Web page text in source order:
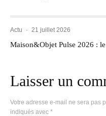
Actu · 21 juillet 2026
Maison&Objet Pulse 2026 :
Laisser un
Votre adresse e-mail ne sera pas
indiqués avec *